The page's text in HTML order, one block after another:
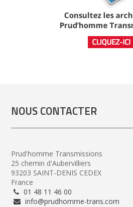
NOUS CONTACTER
Prud'homme Transmissions
25 chemin d'Aubervilliers
93203 SAINT-DENIS CEDEX
France
01 48 11 46 00
info@prudhomme-trans.com